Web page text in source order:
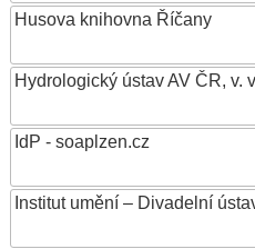
Husova knihovna Říčany
Hydrologický ústav AV ČR, v.
IdP - soaplzen.cz
Institut umění – Divadelní